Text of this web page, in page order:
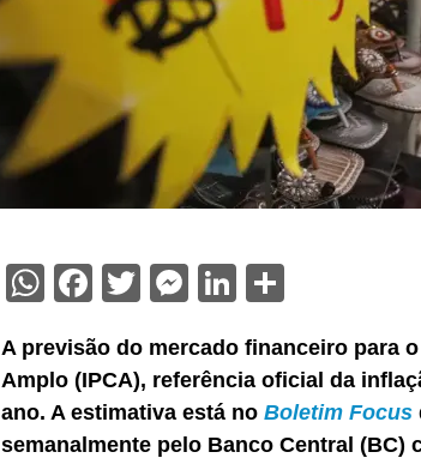
WhatsApp
Facebook
Twitter
Messenger
LinkedIn
A previsão do mercado financeiro para
Amplo (IPCA), referência oficial da
ano. A estimativa está no Boletim Focus
semanalmente pelo Banco Central